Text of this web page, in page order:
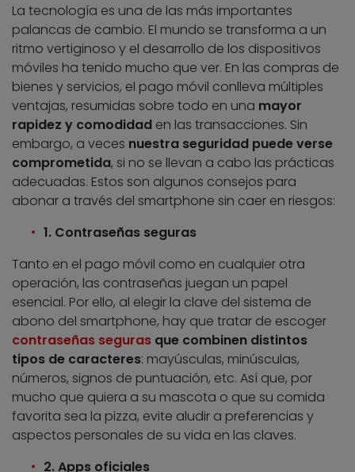
La tecnología es una de las más importantes
palancas de cambio. El mundo se transforma a un
ritmo vertiginoso y el desarrollo de los dispositivos
móviles ha tenido mucho que ver. En las compras de
bienes y servicios, el pago móvil conlleva múltiples
ventajas, resumidas sobre todo en una mayor
rapidez y comodidad en las transacciones. Sin
embargo, a veces nuestra seguridad puede verse
comprometida, si no se llevan a cabo las prácticas
adecuadas. Estos son algunos consejos para
abonar a través del smartphone sin caer en riesgos:
1. Contraseñas seguras
Tanto en el pago móvil como en cualquier otra
operación, las contraseñas juegan un papel
esencial. Por ello, al elegir la clave del sistema de
abono del smartphone, hay que tratar de escoger
contraseñas seguras que combinen distintos
tipos de caracteres: mayúsculas, minúsculas,
números, signos de puntuación, etc. Así que, por
mucho que quiera a su mascota o que su comida
favorita sea la pizza, evite aludir a preferencias y
aspectos personales de su vida en las claves.
2. Apps oficiales